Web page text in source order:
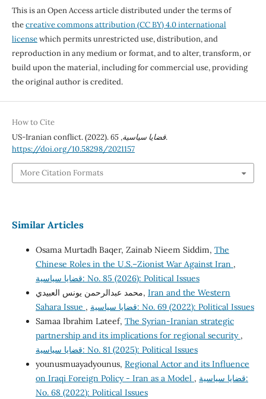
This is an Open Access article distributed under the terms of
thecreative commons attribution (CC BY) 4.0 international
licensewhich permits unrestricted use, distribution, and
reproduction in any medium or format, and to alter, transform, or
build upon the material, including for commercial use, providing
the original author is credited.
How to Cite
US-Iranian conflict. (2022).
قضايا سياسية,
65
.
https://doi.org/10.58298/2021157
More Citation Formats
Similar Articles
Osama Murtadh Baqer, Zainab Nieem Siddim, The
Chinese Roles in the U.S.–Zionist War Against Iran ,
قضايا سياسية: No. 85 (2026): Political Issues
محمد عبدالرحمن يونس العبيدي, Iran and the Western
Sahara Issue ,
قضايا سياسية: No. 69 (2022): Political Issues
Samaa Ibrahim Lateef, The Syrian-Iranian strategic
partnership and its implications for regional security ,
قضايا سياسية: No. 81 (2025): Political Issues
younusmuayadyounus, Regional Actor and its Influence
on Iraqi Foreign Policy - Iran as a Model , قضايا سياسية:
No. 68 (2022): Political Issues